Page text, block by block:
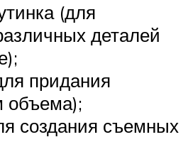
(для
деталей
придания
объема);
создания съемных